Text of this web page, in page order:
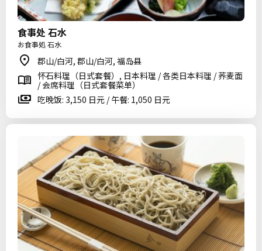
食事处 石水
お食事処 石水
郡山/白河, 郡山/白河, 福岛县
怀石料理（日式套餐）, 日本料理 / 各类日本料理 / 荞麦面
/ 会席料理（日式套餐菜单）
吃晚饭: 3,150 日元 / 午餐: 1,050 日元